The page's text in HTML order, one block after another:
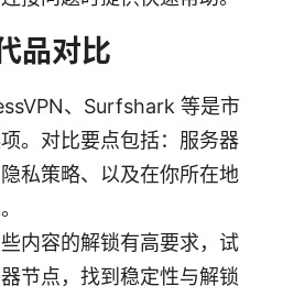
品对比
、Surfshark 等是市
。对比要点包括：服务器
私策略、以及在你所在地
内容的解锁有高要求，试
节点，找到稳定性与解锁